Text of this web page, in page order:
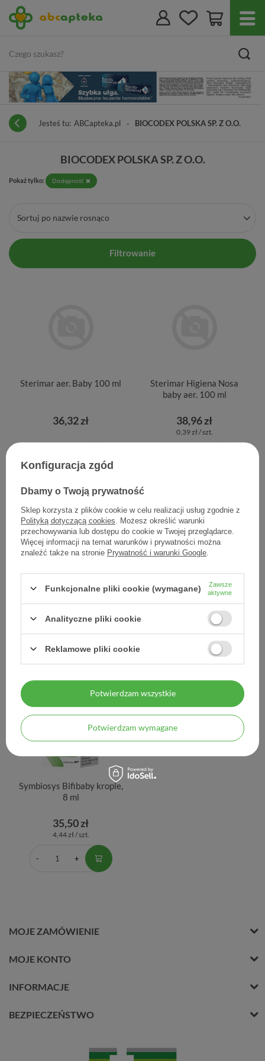
Jesteś tu: ABCapteka.pl BIOCODEX POLSKA SP. Z O.O.
BIOCODEX POLSKA SP. Z O.O.
Pokaż tylko: Dostępność
Sortuj po nazwie rosnąco
Filtrowanie
Sterimar aer. Baby 100 ml
36,32 zł
Sterimar Higiena Nosa
baby aer. 100 ml
38,96 zł
0,39 zł / szt.
Symbiosys Alflorex IBS
Junior, 30 saszetek
43,50 zł
1,45 zł / szt.
Symbiosys Alflorex, 30
kapsułek
55,90 zł
1,86 zł / szt.
Symbiosys Bifibaby krople,
8 ml
35,50 zł
4,44 zł / szt.
MOJE ZAMÓWIENIE
MOJE KONTO
INFORMACJE
BEZPIECZEŃSTWO
Konfiguracja zgód
Dbamy o Twoją prywatność
Sklep korzysta z plików cookie w celu realizacji usług zgodnie z
Polityką dotyczącą cookies . Możesz określić warunki
przechowywania lub dostępu do cookie w Twojej przeglądarce.
Więcej informacji na temat warunków i prywatności można
znaleźć także na stronie Prywatność i warunki Google
Funkcjonalne pliki cookie (wymagane)
Zawsze
aktywne
Analityczne pliki cookie
Reklamowe pliki cookie
Potwierdzam wymagane
Potwierdzam wszystkie